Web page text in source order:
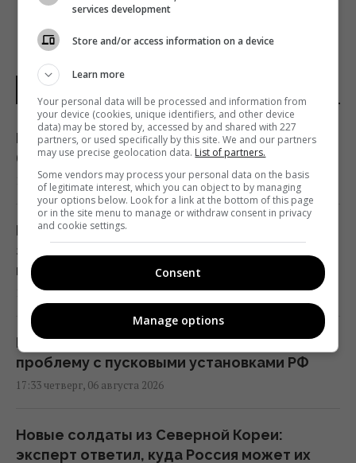
НОВОСТИ УКРАИНЫ
В Украине появится новый праздник: что
будут отмечать 8 августа
18:04 четверг, 06 августа 2026
В Еврокомиссии отреагировали на
заявление Зеленского о сокращении
поставок ракет
17:58 четверг, 06 августа 2026
Ракет из США не хватит: эксперт объяснил
проблему с пусковыми установками РФ
17:33 четверг, 06 августа 2026
Новые солдаты из Северной Кореи:
эксперт ответил, куда Россия может их
services development
Store and/or access information on a device
Learn more
Your personal data will be processed and information from
your device (cookies, unique identifiers, and other device
data) may be stored by, accessed by and shared with 227
partners, or used specifically by this site. We and our partners
may use precise geolocation data. List of partners.
Some vendors may process your personal data on the basis
of legitimate interest, which you can object to by managing
your options below. Look for a link at the bottom of this page
or in the site menu to manage or withdraw consent in privacy
and cookie settings.
Consent
Manage options